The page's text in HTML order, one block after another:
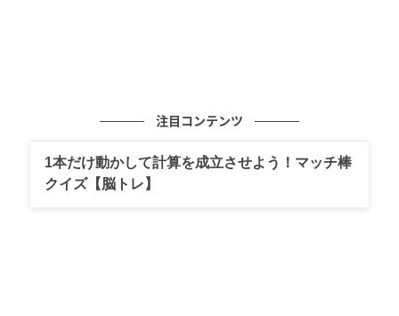
注目コンテンツ
1本だけ動かして計算を成立させよう！マッチ棒
クイズ【脳トレ】